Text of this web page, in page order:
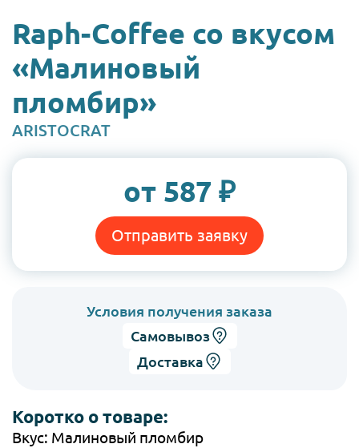
Raph-Coffee со вкусом
«Малиновый
пломбир»
Бренд
ARISTOCRAT
Цена:
от 587 ₽
Отправить заявку
Условия получения заказа
Самовывоз
Доставка
Коротко о товаре:
Вкус: Малиновый пломбир